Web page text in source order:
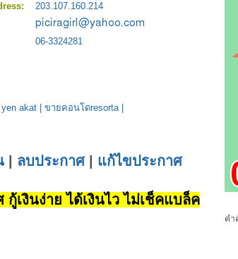
203.107.160.214
06-3324281
akat ขายคอนโดresorta|
ลบประกาศ| แก้ไขประกาศ
เงินง่าย ได้เงินไว ไม่เช็คแบล็ค
คำ